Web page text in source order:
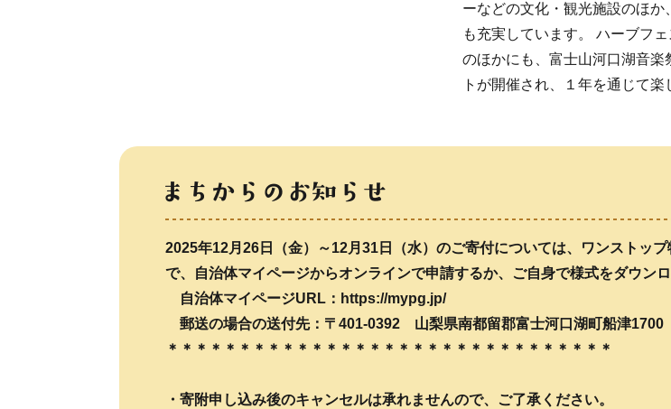
ーなどの文化・観光施設のほ
も充実しています。 ハーブフ
のほかにも、富士山河口湖音
トが開催され、１年を通じて楽
2025年12月26日（金）～12月31日（水）のご寄付については、ワンストッ
で、自治体マイページからオンラインで申請するか、ご自身で様式をダウン
自治体マイページURL：https://mypg.jp/
郵送の場合の送付先：〒401-0392 山梨県南都留郡富士河口湖町船津
＊＊＊＊＊＊＊＊＊＊＊＊＊＊＊＊＊＊＊＊＊＊＊＊＊＊＊＊＊＊＊
・寄附申し込み後のキャンセルは承れませんので、ご了承ください。